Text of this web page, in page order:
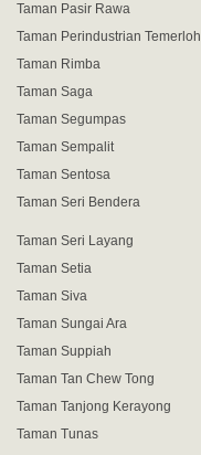
Taman Pasir Rawa
Taman Perindustrian Temerloh
Taman Rimba
Taman Saga
Taman Segumpas
Taman Sempalit
Taman Sentosa
Taman Seri Bendera
Taman Seri Layang
Taman Setia
Taman Siva
Taman Sungai Ara
Taman Suppiah
Taman Tan Chew Tong
Taman Tanjong Kerayong
Taman Tunas